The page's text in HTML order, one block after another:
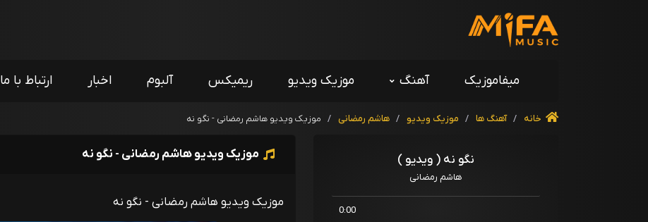
میفاموزیک آهنگ موزیک ویدیو ریمیکس آلبوم اخبار ارتباط با ما
خانه / آهنگ ها / موزیک ویدیو / هاشم رمضانی / موزیک ویدیو هاشم رمضانی - نگو نه
نگو نه ( ویدیو )
هاشم رمضانی
0:00
موزیک ویدیو هاشم رمضانی - نگو نه
موزیک ویدیو هاشم رمضانی - نگو نه